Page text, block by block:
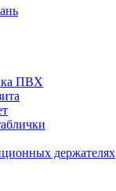
ПВХ
держателях